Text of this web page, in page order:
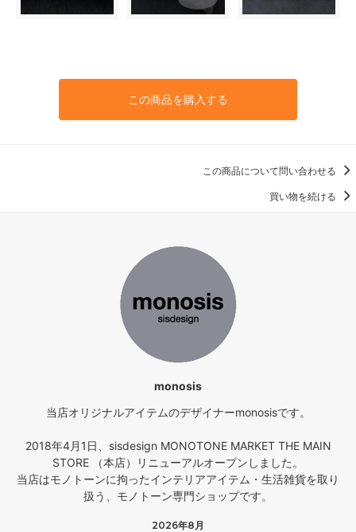
この商品を購入する
この商品について問い合わせる
買い物を続ける
monosis
当店オリジナルアイテムのデザイナーmonosisです。
2018年4月1日、sisdesign MONOTONE MARKET THE MAIN
STORE （本店）リニューアルオープンしました。
当店はモノトーンに拘ったインテリアアイテム・生活雑貨を取り
扱う、モノトーン専門ショップです。
2026年8月